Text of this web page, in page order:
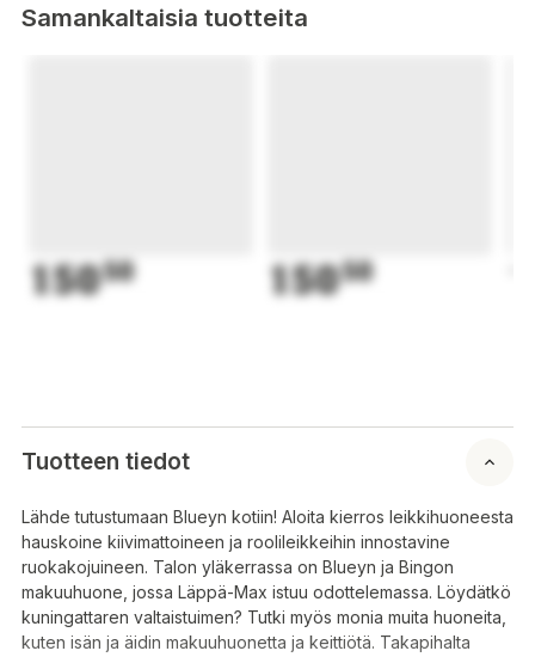
Samankaltaisia tuotteita
15050 15050
Tuotteen tiedot
Lähde tutustumaan Blueyn kotiin! Aloita kierros leikkihuoneesta
hauskoine kiivimattoineen ja roolileikkeihin innostavine
ruokakojuineen. Talon yläkerrassa on Blueyn ja Bingon
makuuhuone, jossa Läppä-Max istuu odottelemassa. Löydätkö
kuningattaren valtaistuimen? Tutki myös monia muita huoneita,
kuten isän ja äidin makuuhuonetta ja keittiötä. Takapihalta